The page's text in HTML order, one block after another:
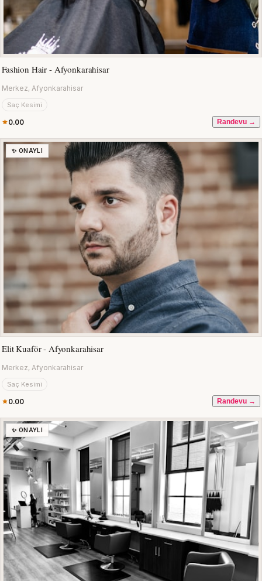
Fashion Hair - Afyonkarahisar
Merkez, Afyonkarahisar
Saç Kesimi
0.00 Randevu →
✨ ONAYLI
Elit Kuaför - Afyonkarahisar
Merkez, Afyonkarahisar
Saç Kesimi
0.00 Randevu →
✨ ONAYLI